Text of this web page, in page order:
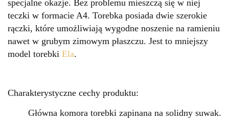
specjalne okazje. Bez problemu mieszczą się w niej
teczki w formacie A4. Torebka posiada dwie szerokie
rączki, które umożliwiają wygodne noszenie na ramieniu
nawet w grubym zimowym płaszczu. Jest to mniejszy
model torebki Ela.
Charakterystyczne cechy produktu:
Główna komora torebki zapinana na solidny suwak.